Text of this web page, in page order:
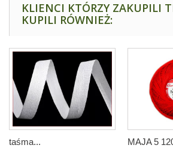
KLIENCI KTÓRZY ZAKUPILI
KUPILI RÓWNIEŻ:
taśma... MAJA 5